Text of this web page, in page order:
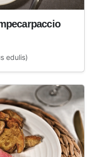
edulis)